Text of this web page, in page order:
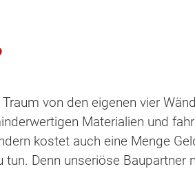
von den eigenen vier
Materialien und
kostet auch eine Menge
Denn unseriöse Baupartner